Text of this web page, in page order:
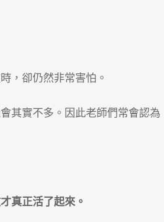
，卻仍然非常害怕。
其實不多。因此老師們常會認為
真正活了起來。